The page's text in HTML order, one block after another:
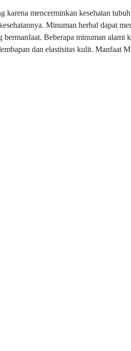
karena mencerminkan kesehatan
Minuman herbal dapat
Beberapa minuman alami
dan elastisitas kulit. Manfaat